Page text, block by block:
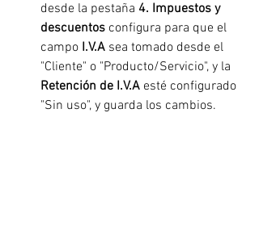
desde la pestaña 4. Impuestos y
descuentos configura para que el
campo I.V.A sea tomado desde el
"Cliente" o "Producto/Servicio", y la
Retención de I.V.A esté configurado
"Sin uso", y guarda los cambios.